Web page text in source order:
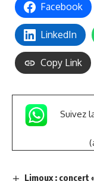
Facebook
LinkedIn
Copy Link
Suivez
Limoux : concert